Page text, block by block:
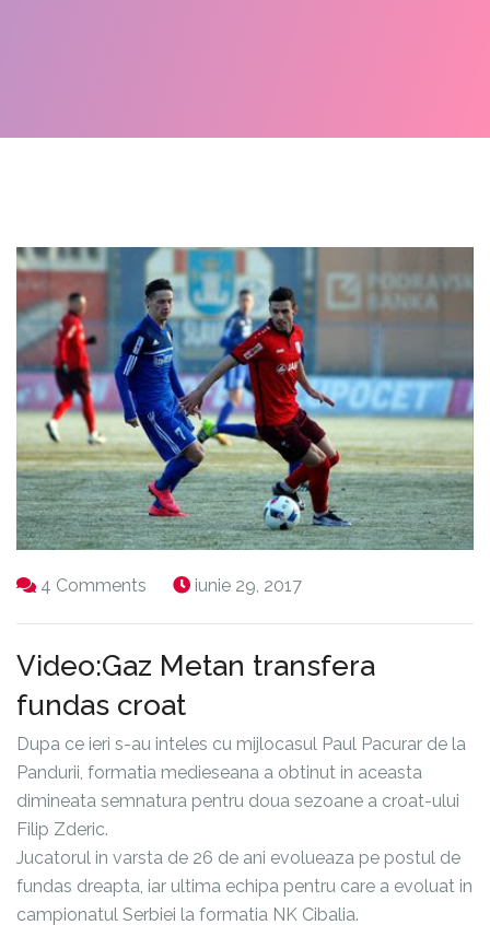
4 Comments iunie 29, 2017
Video:Gaz Metan transfera
fundas croat
Dupa ce ieri s-au inteles cu mijlocasul Paul Pacurar de la
Pandurii, formatia medieseana a obtinut in aceasta
dimineata semnatura pentru doua sezoane a croat-ului
Filip Zderic.
Jucatorul in varsta de 26 de ani evolueaza pe postul de
fundas dreapta, iar ultima echipa pentru care a evoluat in
campionatul Serbiei la formatia NK Cibalia.